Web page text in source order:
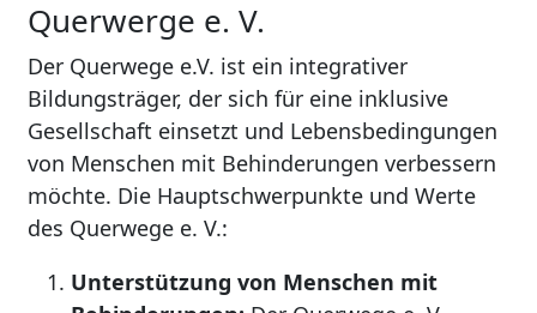
Querwerge e. V.
Der Querwege e.V. ist ein integrativer
Bildungsträger, der sich für eine inklusive
Gesellschaft einsetzt und Lebensbedingungen
von Menschen mit Behinderungen verbessern
möchte. Die Hauptschwerpunkte und Werte
des Querwege e. V.:
Unterstützung von Menschen mit